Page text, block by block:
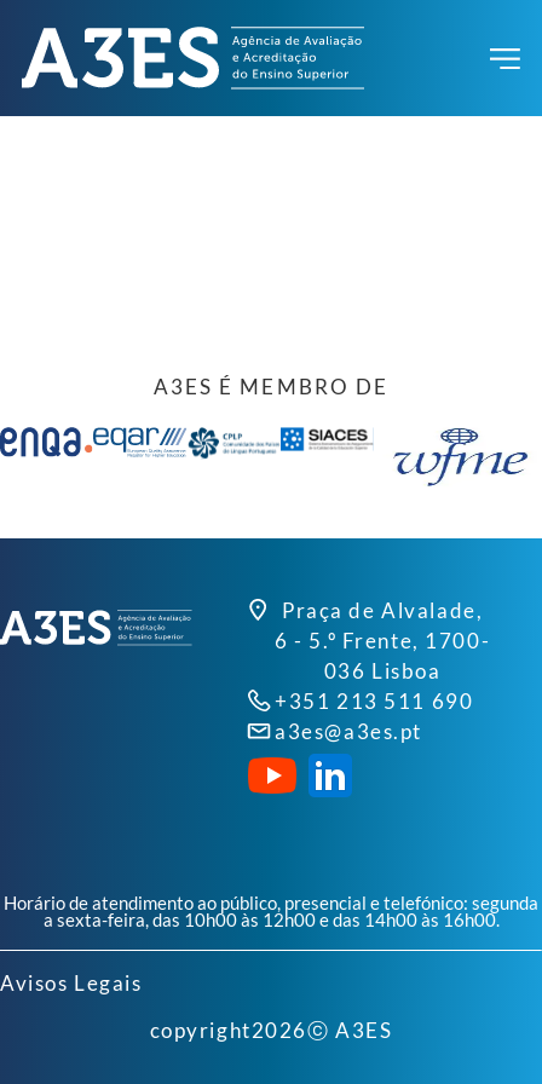
A3ES É MEMBRO DE
Praça de Alvalade,
6 - 5.º Frente, 1700-
036 Lisboa
+351 213 511 690
a3es@a3es.pt
Horário de atendimento ao público, presencial e telefónico: segunda
a sexta-feira, das 10h00 às 12h00 e das 14h00 às 16h00.
Avisos Legais
copyright2026ⓒ A3ES